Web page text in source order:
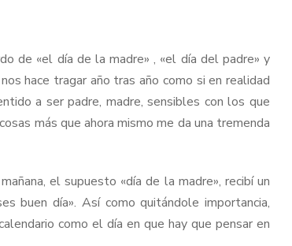
«el día de la madre» , «el día del padre» y
hace tragar año tras año como si en realidad
a ser padre, madre, sensibles con los que
más que ahora mismo me da una tremenda
el supuesto «día de la madre», recibí un
buen día». Así como quitándole importancia,
como el día en que hay que pensar en